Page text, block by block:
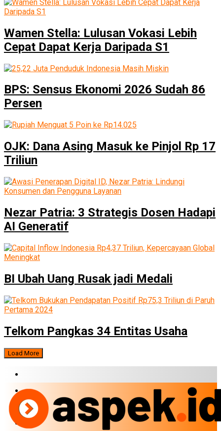
Wamen Stella: Lulusan Vokasi Lebih
Cepat Dapat Kerja Daripada S1
BPS: Sensus Ekonomi 2026 Sudah 86
Persen
OJK: Dana Asing Masuk ke Pinjol Rp 17
Triliun
Nezar Patria: 3 Strategis Dosen Hadapi
AI Generatif
BI Ubah Uang Rusak jadi Medali
Telkom Pangkas 34 Entitas Usaha
Load More
BUMN
EKONOMI
PERBANKAN